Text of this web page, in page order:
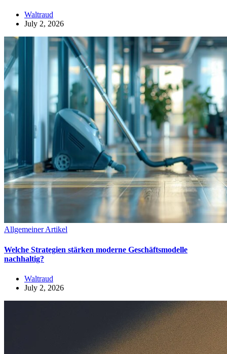
Waltraud
July 2, 2026
Allgemeiner Artikel
Welche Strategien stärken moderne Geschäftsmodelle
nachhaltig?
Waltraud
July 2, 2026